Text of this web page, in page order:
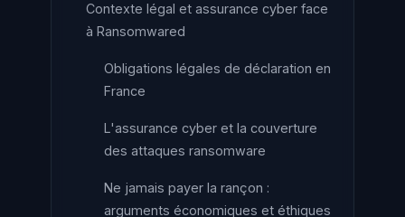
Contexte légal et assurance cyber face
à Ransomwared
Obligations légales de déclaration en
France
L'assurance cyber et la couverture
des attaques ransomware
Ne jamais payer la rançon :
arguments économiques et éthiques